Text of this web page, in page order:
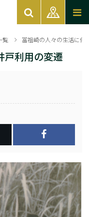
覧 冨祖崎の人々の生活に伴
戸利用の変遷